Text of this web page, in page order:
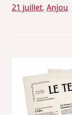
21 juillet, Anjou